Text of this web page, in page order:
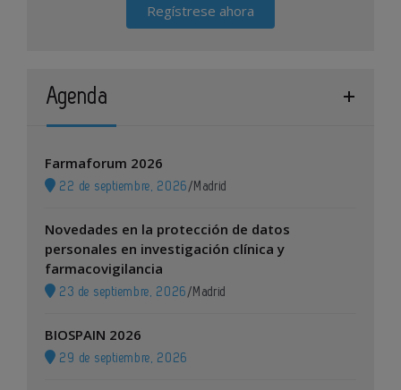
Regístrese ahora
Agenda
Farmaforum 2026
22 de septiembre, 2026 / Madrid
Novedades en la protección de datos
personales en investigación clínica y
farmacovigilancia
23 de septiembre, 2026 / Madrid
BIOSPAIN 2026
29 de septiembre, 2026